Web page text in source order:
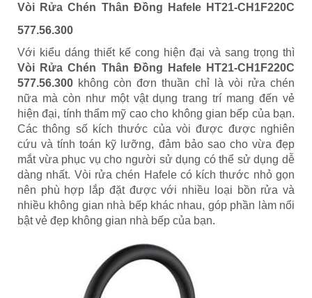
Vòi Rửa Chén Thân Đồng Hafele HT21-CH1F220C
577.56.300
Với kiểu dáng thiết kế cong hiện đại và sang trọng thì
Vòi Rửa Chén Thân Đồng Hafele HT21-CH1F220C
577.56.300 không còn đơn thuần chỉ là vòi rửa chén
nữa mà còn như một vật dụng trang trí mang đến vẻ
hiện đại, tính thẩm mỹ cao cho không gian bếp của bạn.
Các thông số kích thước của vòi được được nghiên
cứu và tính toán kỹ lưỡng, đảm bảo sao cho vừa đẹp
mắt vừa phục vụ cho người sử dụng có thể sử dụng dễ
dàng nhất. Vòi rửa chén Hafele có kích thước nhỏ gọn
nên phù hợp lắp đặt được với nhiều loại bồn rửa và
nhiều không gian nhà bếp khác nhau, góp phần làm nổi
bật vẻ đẹp không gian nhà bếp của bạn.